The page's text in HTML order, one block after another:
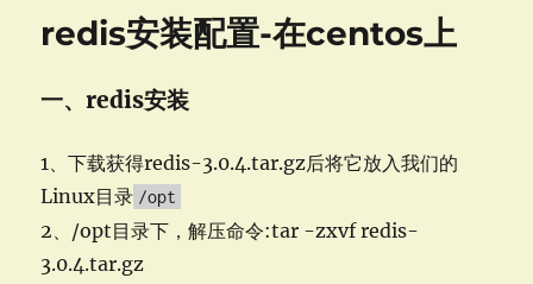
redis安装配置-在centos上
一、redis安装
1、下载获得redis-3.0.4.tar.gz后将它放入我们的
Linux目录 /opt
2、/opt目录下，解压命令:tar -zxvf redis-
3.0.4.tar.gz